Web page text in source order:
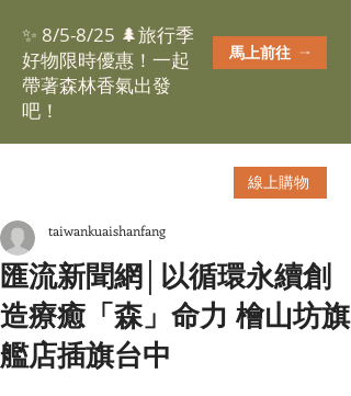
線上購物
✨ 8/5-8/25 🌲旅行季
好物限時優惠！一起
帶著森林香氣出發
吧！
馬上前往
匯流新聞網│以循環永續創
造療癒「森」命力 檜山坊旗
艦店插旗台中
taiwankuaishanfang